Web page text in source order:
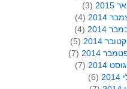
2015
(3)
2014
(4)
2014
(4)
2014
(5)
2014
(7)
2014
(7)
(6)